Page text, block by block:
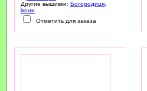
Другие вышивки: Богородиця,
ікони
Отметить для заказа